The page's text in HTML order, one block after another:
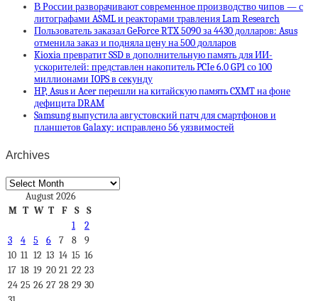
В России разворачивают современное производство чипов — с
литографами ASML и реакторами травления Lam Research
Пользователь заказал GeForce RTX 5090 за 4430 долларов: Asus
отменила заказ и подняла цену на 500 долларов
Kioxia превратит SSD в дополнительную память для ИИ-
ускорителей: представлен накопитель PCIe 6.0 GP1 со 100
миллионами IOPS в секунду
HP, Asus и Acer перешли на китайскую память CXMT на фоне
дефицита DRAM
Samsung выпустила августовский патч для смартфонов и
планшетов Galaxy: исправлено 56 уязвимостей
Archives
Archives
August 2026
M T W T F S
S
1
2
3
4 5 6 7 8
9
10 11 12 13 14 15 16
17 18 19 20 21 22 23
24 25 26 27 28 29 30